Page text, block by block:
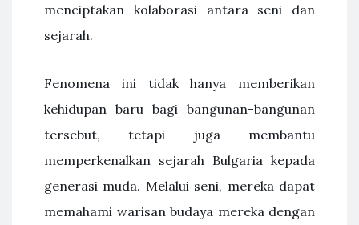
menciptakan kolaborasi antara seni dan
sejarah.
Fenomena ini tidak hanya memberikan
kehidupan baru bagi bangunan-bangunan
tersebut, tetapi juga membantu
memperkenalkan sejarah Bulgaria kepada
generasi muda. Melalui seni, mereka dapat
memahami warisan budaya mereka dengan